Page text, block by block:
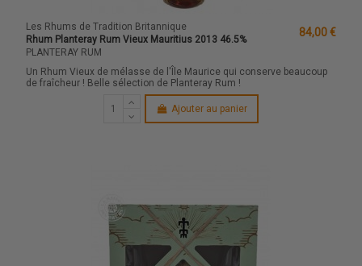
Les Rhums de Tradition Britannique
Rhum Planteray Rum Vieux Mauritius 2013 46.5%
PLANTERAY RUM
84,00 €
Un Rhum Vieux de mélasse de l'Île Maurice qui conserve beaucoup
de fraîcheur ! Belle sélection de Planteray Rum !
Ajouter au panier